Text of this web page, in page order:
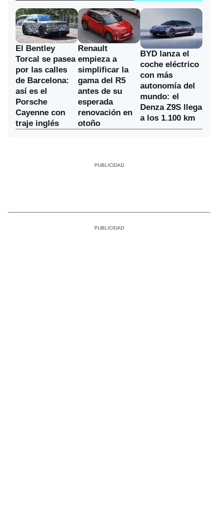
El Bentley
Torcal se pasea
por las calles
de Barcelona:
así es el
Porsche
Cayenne con
traje inglés
Renault
empieza a
simplificar la
gama del R5
antes de su
esperada
renovación en
otoño
BYD lanza el
coche eléctrico
con más
autonomía del
mundo: el
Denza Z9S llega
a los 1.100 km